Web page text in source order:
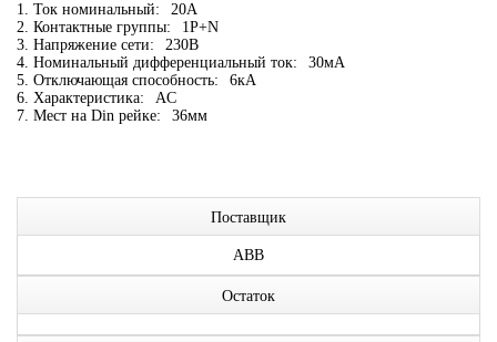
1. Ток номинальный:
20А
2. Контактные группы:
1P+N
3. Напряжение сети:
230В
4. Номинальный дифференциальный ток:
30мА
5. Отключающая способность:
6кА
6. Характеристика:
AC
7. Мест на Din рейке:
36мм
Поставщик
ABB
Остаток